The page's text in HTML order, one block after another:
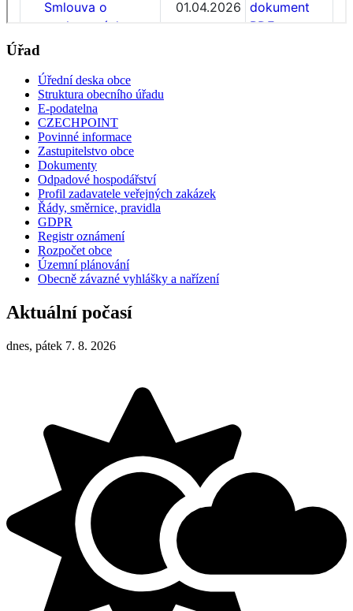
Úřad
Úřední deska obce
Struktura obecního úřadu
E-podatelna
CZECHPOINT
Povinné informace
Zastupitelstvo obce
Dokumenty
Odpadové hospodářství
Profil zadavatele veřejných zakázek
Řády, směrnice, pravidla
GDPR
Registr oznámení
Rozpočet obce
Územní plánování
Obecně závazné vyhlášky a nařízení
Aktuální počasí
dnes, pátek 7. 8. 2026